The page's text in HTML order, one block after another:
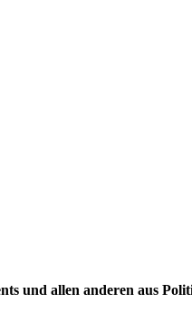
und allen anderen aus